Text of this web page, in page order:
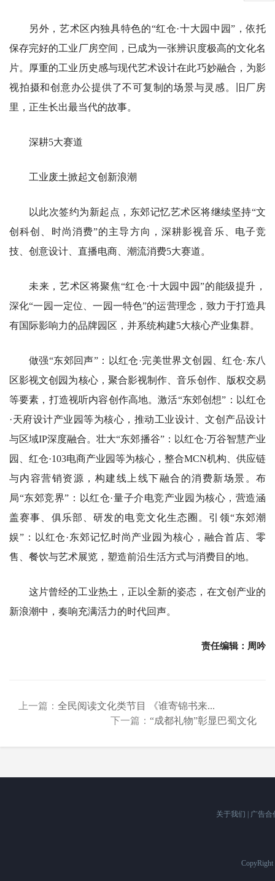
另外，艺术区内独具特色的“红仓·十大园中园”，依托
保存完好的工业厂房空间，已成为一张辨识度极高的文化名
片。厚重的工业历史感与现代艺术设计在此巧妙融合，为影
视拍摄和创意办公提供了不可复制的场景与灵感。旧厂房
里，正生长出最当代的故事。
深耕5大赛道
工业废土掀起文创新浪潮
以此次签约为新起点，东郊记忆艺术区将继续坚持“文
创科创、时尚消费”的主导方向，深耕影视音乐、电子竞
技、创意设计、直播电商、潮流消费5大赛道。
未来，艺术区将聚焦“红仓·十大园中园”的能级提升，
深化“一园一定位、一园一特色”的运营理念，致力于打造具
有国际影响力的品牌园区，并系统构建5大核心产业集群。
做强“东郊回声”：以红仓·完美世界文创园、红仓·东八
区影视文创园为核心，聚合影视制作、音乐创作、版权交易
等要素，打造视听内容创作高地。激活“东郊创想”：以红仓
·天府设计产业园等为核心，推动工业设计、文创产品设计
与区域IP深度融合。壮大“东郊播谷”：以红仓·万谷智慧产业
园、红仓·103电商产业园等为核心，整合MCN机构、供应链
与内容营销资源，构建线上线下融合的消费新场景。布
局“东郊竞界”：以红仓·量子介电竞产业园为核心，营造涵
盖赛事、俱乐部、研发的电竞文化生态圈。引领“东郊潮
娱”：以红仓·东郊记忆时尚产业园为核心，融合首店、零
售、餐饮与艺术展览，塑造前沿生活方式与消费目的地。
这片曾经的工业热土，正以全新的姿态，在文创产业的
新浪潮中，奏响充满活力的时代回声。
责任编辑：周吟
上一篇： 全民阅读文化类节目 《谁寄锦书来...
下一篇： “成都礼物”彰显巴蜀文化
关于我们 广告